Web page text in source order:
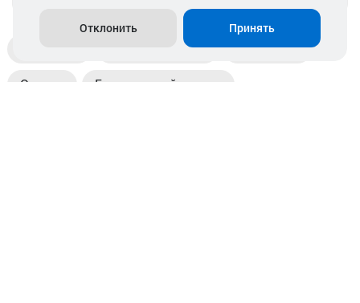
Пункты выдачи Магазины
Оплата Безналичный расчет
Отклонить Принять